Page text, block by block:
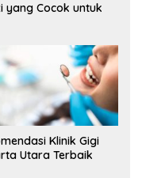
yang Cocok untuk
Klinik Gigi
Utara Terbaik